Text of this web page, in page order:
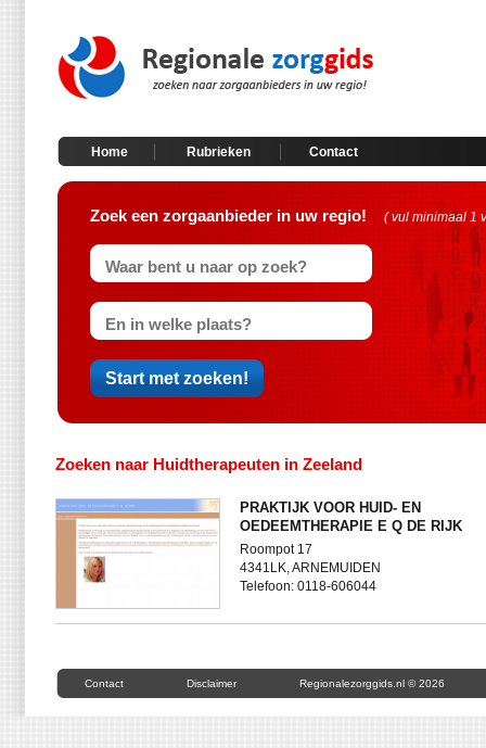
Home Rubrieken Contact
Zoek een zorgaanbieder in uw regio! ( vul minimaal 1
Zoeken naar Huidtherapeuten in Zeeland
PRAKTIJK VOOR HUID- EN
OEDEEMTHERAPIE E Q DE RIJK
Roompot 17
4341LK, ARNEMUIDEN
Telefoon: 0118-606044
Contact Disclaimer Regionalezorggids.nl © 2026